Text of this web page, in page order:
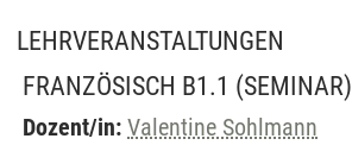
LEHRVERANSTALTUNGEN
FRANZÖSISCH B1.1 (SEMINAR)
Dozent/in: Valentine Sohlmann